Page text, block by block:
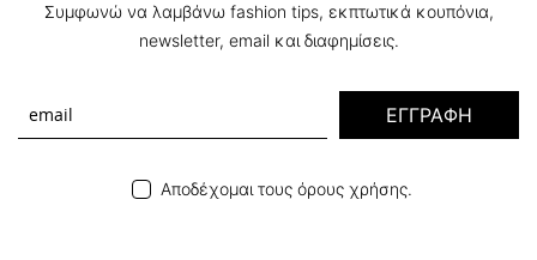
Συμφωνώ να λαμβάνω fashion tips, εκπτωτικά κουπόνια,
newsletter, email και διαφημίσεις.
ΕΓΓΡΑΦΗ
Αποδέχομαι τους όρους χρήσης.